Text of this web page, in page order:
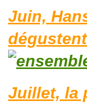
Juin,
Juillet, la